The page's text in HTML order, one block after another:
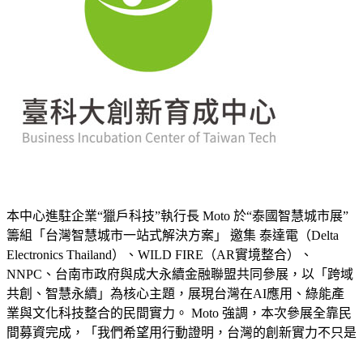
本中心進駐企業“獵戶科技”執行長 Moto 於“泰國智慧城市展”
籌組「台灣智慧城市一站式解決方案」 邀集 泰達電（Delta
Electronics Thailand）、WILD FIRE（AR實境整合）、
NNPC、台南市政府與成大永續金融聯盟共同參展，以「跨域
共創、智慧永續」為核心主題，展現台灣在AI應用、綠能產
業與文化科技整合的民間實力。 Moto 強調，本次參展全靠民
間募資完成，「我們希望用行動證明，台灣的創新實力不只是